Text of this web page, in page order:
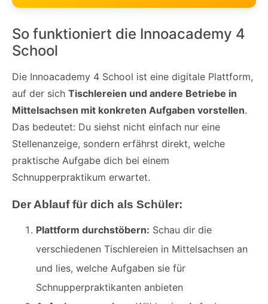
So funktioniert die Innoacademy 4
School
Die Innoacademy 4 School ist eine digitale Plattform,
auf der sich Tischlereien und andere Betriebe in
Mittelsachsen mit konkreten Aufgaben vorstellen.
Das bedeutet: Du siehst nicht einfach nur eine
Stellenanzeige, sondern erfährst direkt, welche
praktische Aufgabe dich bei einem
Schnupperpraktikum erwartet.
Der Ablauf für dich als Schüler:
Plattform durchstöbern: Schau dir die
verschiedenen Tischlereien in Mittelsachsen an
und lies, welche Aufgaben sie für
Schnupperpraktikanten anbieten